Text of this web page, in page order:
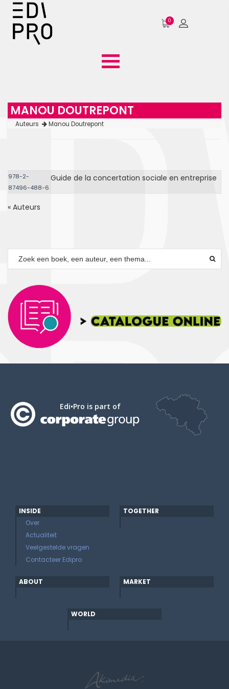
0
MANOU DOUTREPONT
Auteurs Manou Doutrepont
978-2-
87496-488-6
Guide de la concertation sociale en entreprise
« Auteurs
Edi•Pro is part of
INSIDE
Over
Actualiteit
Veelgestelde vragen
Contacteer Edipro
TOGETHER
ABOUT MARKET
WORLD